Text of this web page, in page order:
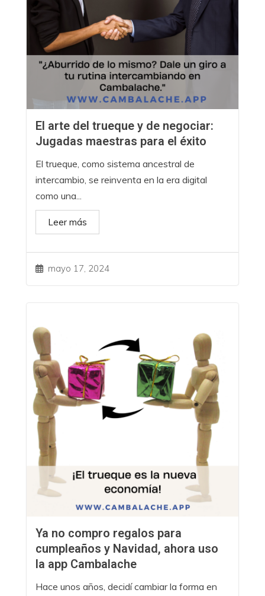
El arte del trueque y de negociar:
Jugadas maestras para el éxito
mayo 17, 2024
El trueque, como sistema ancestral de
intercambio, se reinventa en la era digital
como una...
Leer más
Ya no compro regalos para
cumpleaños y Navidad, ahora uso
la app Cambalache
Hace unos años, decidí cambiar la forma en